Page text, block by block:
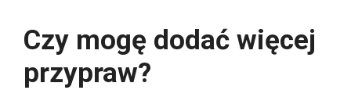
Czy mogę dodać więcej
przypraw?